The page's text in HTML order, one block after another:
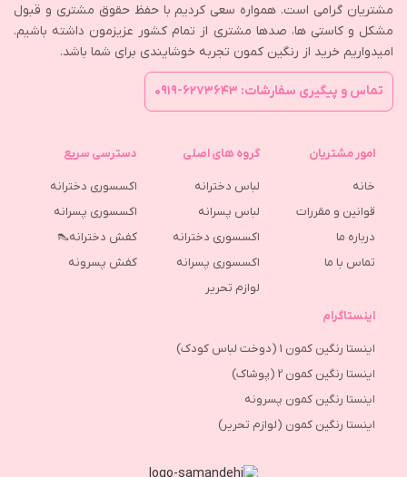
مشتریان گرامی است. همواره سعی کردیم با حفظ حقوق مشتری و قبول
مشکل و کاستی ها، صدها مشتری از تمام کشور عزیزمون داشته باشیم.
امیدواریم خرید از رنگین کمون تجربه خوشایندی برای شما باشد.
تماس و پیگیری سفارشات: ۶۲۷۳۶۴۳-۰۹۱۹
امور مشتریان
خانه
قوانین و مقررات
درباره ما
تماس با ما
گروه های اصلی
لباس دخترانه
لباس پسرانه
اکسسوری دخترانه
اکسسوری پسرانه
لوازم تحریر
دسترسی سریع
اکسسوری دخترانه
اکسسوری پسرانه
کفش دخترانه👠
كفش پسرونه
اینستاگرام
اینستا رنگین کمون 1 (دوخت لباس کودک)
اینستا رنگین کمون 2 (پوشاک)
اینستا رنگین کمون پسرونه
اینستا رنگین کمون (لوازم تحریر)